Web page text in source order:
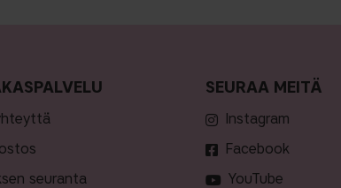
seuranta
SEURAA MEITÄ
Instagram
Facebook
YouTube